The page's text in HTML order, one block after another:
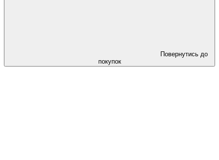
Повернутись до
покупок